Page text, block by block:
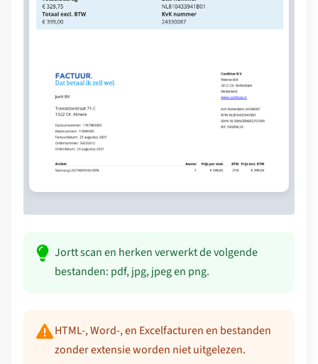
Jortt scan en herken verwerkt de volgende
bestanden: pdf, jpg, jpeg en png.
HTML-, Word-, en Excelfacturen en bestanden
zonder extensie worden niet uitgelezen.